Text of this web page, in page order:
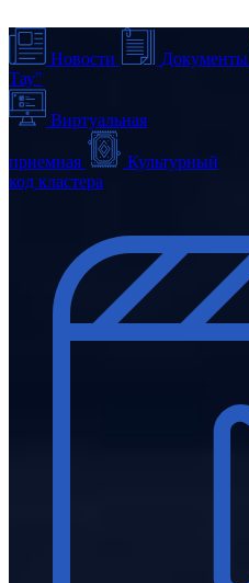
Новости Документы
Тау"
Виртуальная
приемная
Культурный
код кластера